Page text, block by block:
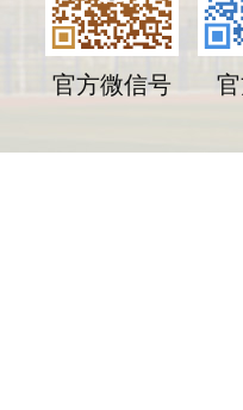
官方微信号